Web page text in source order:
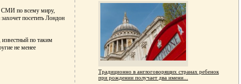
СМИ по всему миру,
посетить Лондон
по таким
не менее
Традиционно в англоговорящих странах ребенок
при рождении получает два имени...